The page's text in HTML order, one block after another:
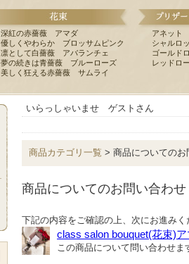
深紅の赤薔薇 アマダ
優しくやわらか ブロッサムピンク
凛として白薔薇 アバランチェ
夢の続きは青薔薇 ブルーローズ
美しく狂える赤薔薇 サムライ
アネット
シャルロ
ゴールド
レッドロ
いらっしゃいませ ゲストさん
商品カテゴリ一覧 > 商品についてのお
商品についてのお問い合わせ
下記の内容をご確認の上、次にお進みく
class salon bouquet(花束)
この商品について問い合わせま